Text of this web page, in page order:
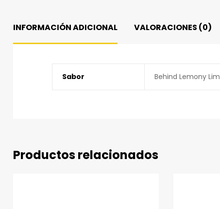
INFORMACIÓN ADICIONAL VALORACIONES (0)
Sabor Behind Lemony
Productos relacionados